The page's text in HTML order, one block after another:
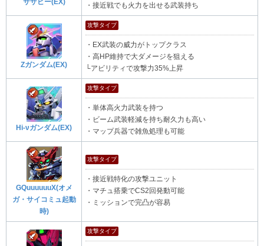
サザビー(EX)
・接近戦でも火力を出せる武装持ち
Zガンダム(EX)
攻撃タイプ
・EX武装の威力がトップクラス
・高HP維持で大ダメージを狙える
└アビリティで攻撃力35%上昇
Hi-νガンダム(EX)
攻撃タイプ
・単体高火力武装を持つ
・ビーム武装軽減を持ち耐久力も高い
・マップ兵器で雑魚処理も可能
GQuuuuuuX(オメ
ガ・サイコミュ起動
時)
攻撃タイプ
・接近戦特化の攻撃ユニット
・マチュ搭乗でCS2回発動可能
・ミッションで完凸が容易
攻撃タイプ